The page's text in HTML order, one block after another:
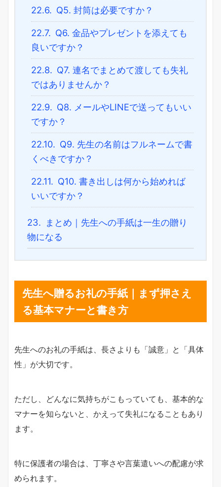
22.6. Q5. 封筒は必要ですか？
22.7. Q6. 金品やプレゼントを添えても
良いですか？
22.8. Q7. 連名でまとめて渡しても失礼
ではありませんか？
22.9. Q8. メールやLINEで送ってもいい
ですか？
22.10. Q9. 先生の名前はフルネームで書
くべきですか？
22.11. Q10. 書き出しは何から始めれば
いいですか？
23.
まとめ｜先生への手紙は一生の贈り
物になる
先生へ贈るお礼の手紙｜まず押さえ
る基本マナーと書き方
先生へのお礼の手紙は、長さよりも「誠意」と「具体
性」が大切です。
ただし、どんなに気持ちがこもっていても、基本的な
マナーを知らないと、かえって失礼になることもあり
ます。
特に保護者の場合は、丁寧さや言葉遣いへの配慮が求
められます。